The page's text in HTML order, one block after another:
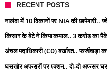
RECENT POSTS
नालंदा में 10 ठिकानों पर NIA की छापेमारी..
किसान के बेटे ने किया कमाल.. 3 करोड़ का
अंचल पदाधिकारी (CO) बर्खास्त.. फर्जीवाड़ा
घूसखोर अफसरों पर एक्शन.. दो-दो अफसर